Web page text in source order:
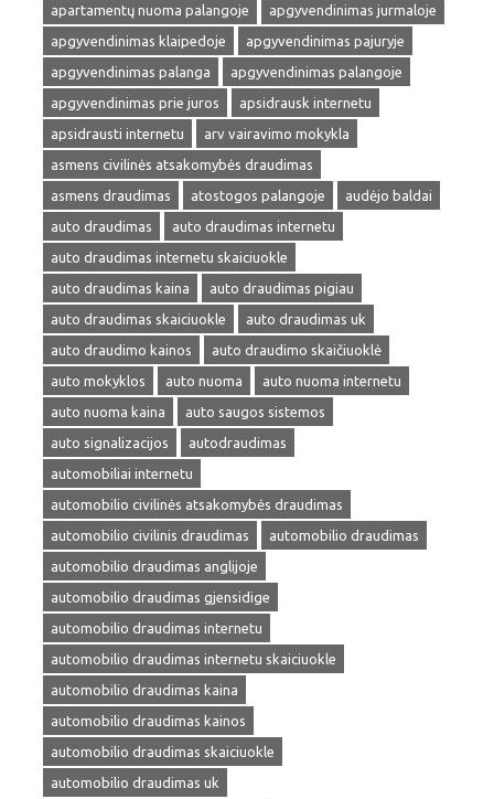
apartamentų nuoma palangoje
apgyvendinimas jurmaloje
apgyvendinimas klaipedoje
apgyvendinimas pajuryje
apgyvendinimas palanga
apgyvendinimas palangoje
apgyvendinimas prie juros
apsidrausk internetu
apsidrausti internetu
arv vairavimo mokykla
asmens civilinės atsakomybės draudimas
asmens draudimas
atostogos palangoje
audėjo baldai
auto draudimas
auto draudimas internetu
auto draudimas internetu skaiciuokle
auto draudimas kaina
auto draudimas pigiau
auto draudimas skaiciuokle
auto draudimas uk
auto draudimo kainos
auto draudimo skaičiuoklė
auto mokyklos
auto nuoma
auto nuoma internetu
auto nuoma kaina
auto saugos sistemos
auto signalizacijos
autodraudimas
automobiliai internetu
automobilio civilinės atsakomybės draudimas
automobilio civilinis draudimas
automobilio draudimas
automobilio draudimas anglijoje
automobilio draudimas gjensidige
automobilio draudimas internetu
automobilio draudimas internetu skaiciuokle
automobilio draudimas kaina
automobilio draudimas kainos
automobilio draudimas skaiciuokle
automobilio draudimas uk